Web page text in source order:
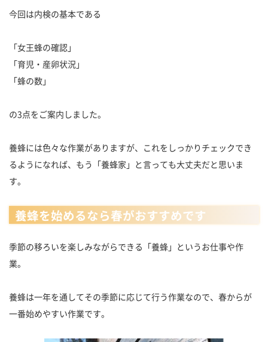
今回は内検の基本である
「女王蜂の確認」
「育児・産卵状況」
「蜂の数」
の3点をご案内しました。
養蜂には色々な作業がありますが、これをしっかりチェックでき
るようになれば、もう「養蜂家」と言っても大丈夫だと思いま
す。
養蜂を始めるなら春がおすすめです
季節の移ろいを楽しみながらできる「養蜂」というお仕事や作
業。
養蜂は一年を通してその季節に応じて行う作業なので、春からが
一番始めやすい作業です。